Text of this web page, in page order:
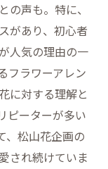
声も。特に、
があり、初心者
人気の理由の一
フラワーアレン
に対する理解と
ピーターが多い
、松山花企画の
され続けていま